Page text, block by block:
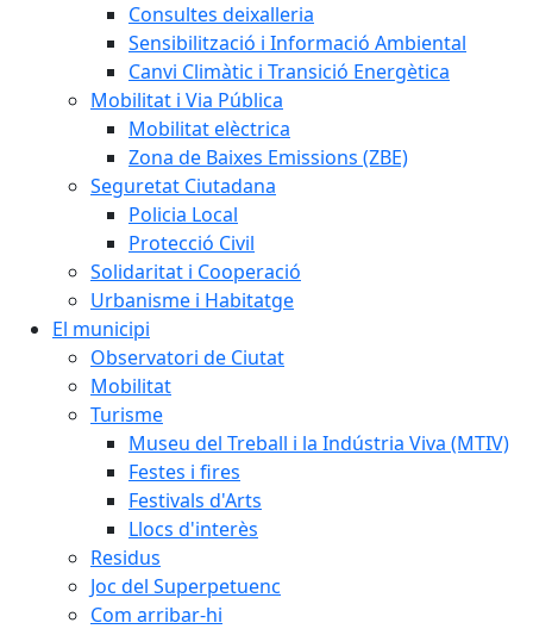
Consultes deixalleria
Sensibilització i Informació Ambiental
Canvi Climàtic i Transició Energètica
Mobilitat i Via Pública
Mobilitat elèctrica
Zona de Baixes Emissions (ZBE)
Seguretat Ciutadana
Policia Local
Protecció Civil
Solidaritat i Cooperació
Urbanisme i Habitatge
El municipi
Observatori de Ciutat
Mobilitat
Turisme
Museu del Treball i la Indústria Viva (MTIV)
Festes i fires
Festivals d'Arts
Llocs d'interès
Residus
Joc del Superpetuenc
Com arribar-hi